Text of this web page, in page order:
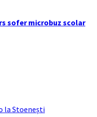
sofer microbuz scolar
la Stoenești